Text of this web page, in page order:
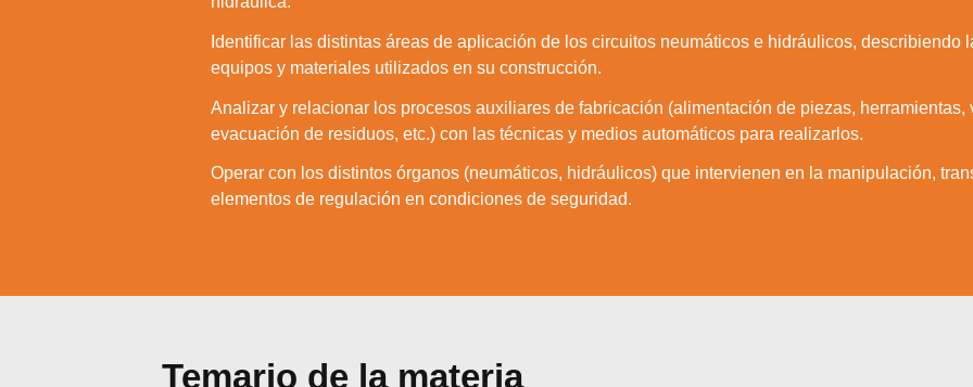
Identificar las distintas áreas de aplicación de los circuitos neumáticos e hidráulicos, describiendo
equipos y materiales utilizados en su construcción.
Analizar y relacionar los procesos auxiliares de fabricación (alimentación de piezas,
evacuación de residuos, etc.) con las técnicas y medios automáticos para realizarlos.
Operar con los distintos órganos (neumáticos, hidráulicos) que intervienen en la manipulación,
elementos de regulación en condiciones de seguridad.
Temario de la materia
Puedes aprender más sobre qué cookies utilizamos o